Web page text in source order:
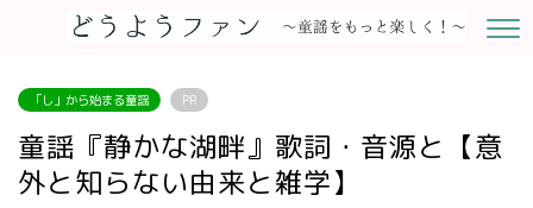
「し」から始まる童謡 PR
童謡『静かな湖畔』歌詞・音源と【意
外と知らない由来と雑学】